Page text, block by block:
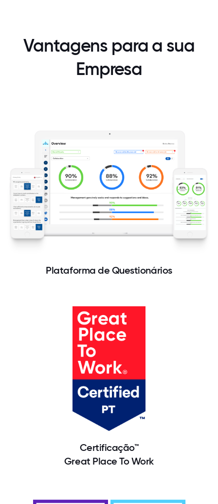
Vantagens para a sua
Empresa
Plataforma de Questionários
Certificação™
Great Place To Work